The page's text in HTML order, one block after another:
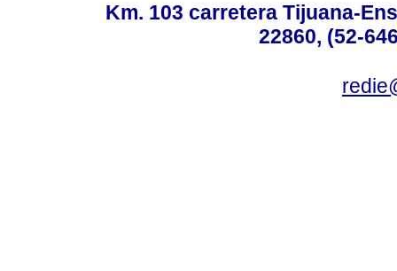
Km. 103 carretera Tijuana-
22860, (52-